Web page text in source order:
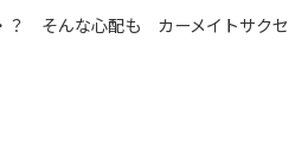
？ そんな心配も カーメイトサクセ